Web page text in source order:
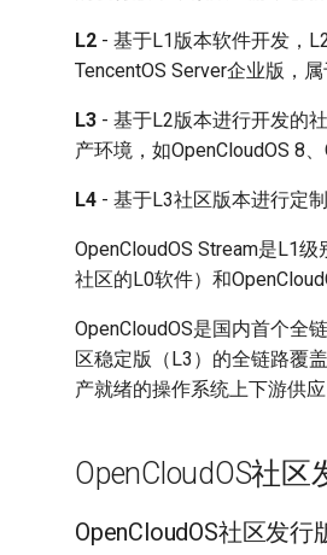
L2 - 基于L1版本软件开发，
TencentOS Server企业版，
L3 - 基于L2版本进行开发的
产环境，如OpenCloudOS 8
L4 - 基于L3社区版本进行定
OpenCloudOS Stream是L1
社区的L0软件）和
OpenCloudOS是国内首个全
区稳定版（L3）的全链路覆
产就绪的操作系统上下游供
OpenCloudOS社
OpenCloudOS社区发行